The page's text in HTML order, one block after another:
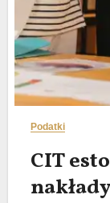
Podatki
CIT